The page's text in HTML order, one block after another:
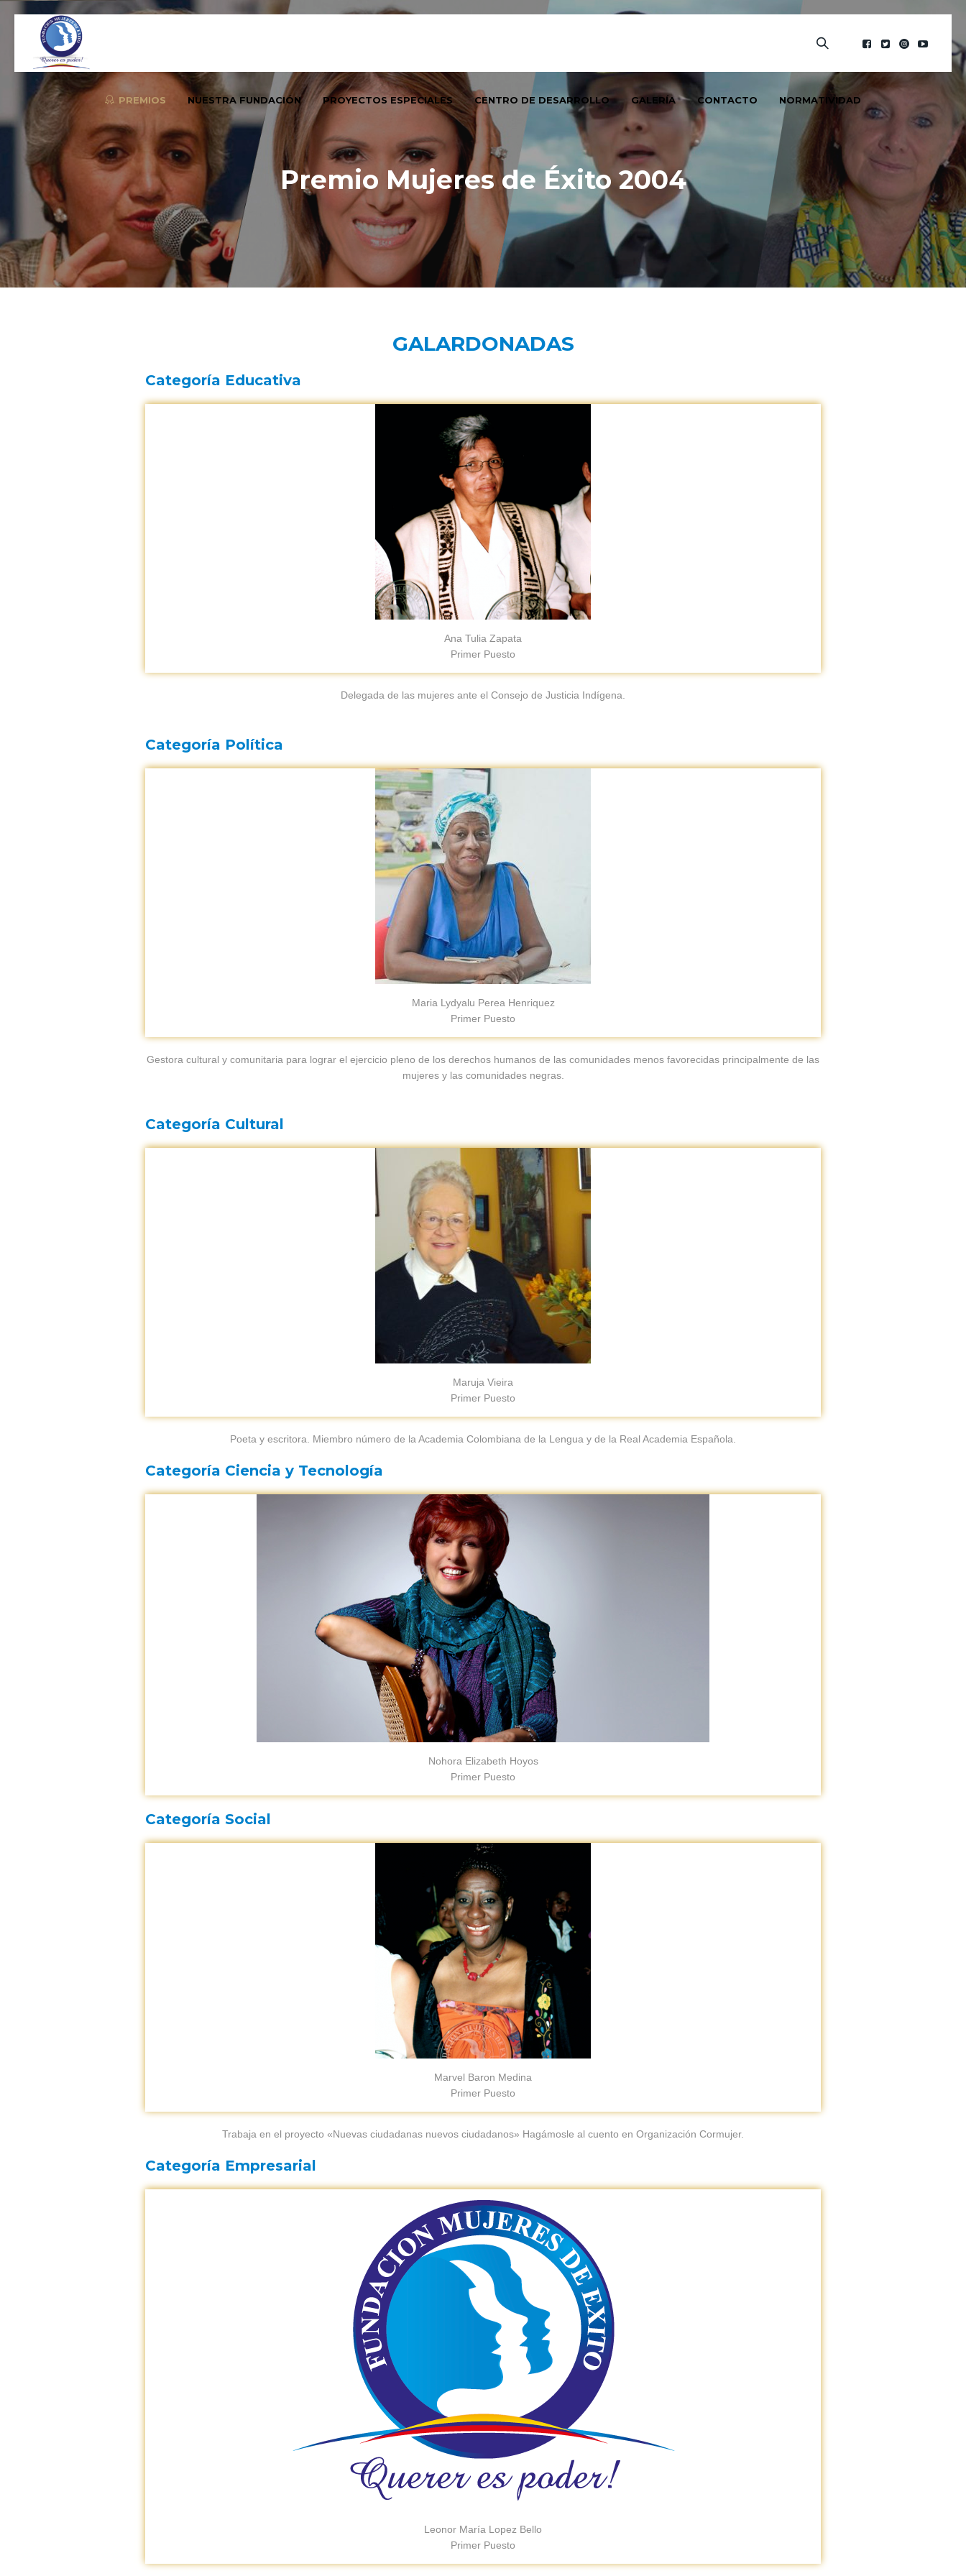
PREMIOS NUESTRA FUNDACIÓN PROYECTOS ESPECIALES CENTRO DE DESARROLLO GALERÍA CONTACTO NORMATIVIDAD
Premio Mujeres de Éxito 2004
GALARDONADAS
Categoría Educativa
Ana Tulia Zapata
Primer Puesto
Delegada de las mujeres ante el Consejo de Justicia Indígena.
Categoría Política
Maria Lydyalu Perea Henriquez
Primer Puesto
Gestora cultural y comunitaria para lograr el ejercicio pleno de los derechos humanos de las comunidades menos favorecidas principalmente de las
mujeres y las comunidades negras.
Categoría Cultural
Maruja Vieira
Primer Puesto
Poeta y escritora. Miembro número de la Academia Colombiana de la Lengua y de la Real Academia Española.
Categoría Ciencia y Tecnología
Nohora Elizabeth Hoyos
Primer Puesto
Categoría Social
Marvel Baron Medina
Primer Puesto
Trabaja en el proyecto «Nuevas ciudadanas nuevos ciudadanos» Hagámosle al cuento en Organización Cormujer.
Categoría Empresarial
Leonor María Lopez Bello
Primer Puesto